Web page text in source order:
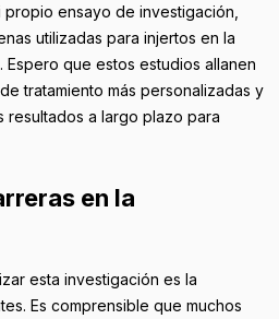
ensayo de investigación,
utilizadas para injertos en la
Espero que estos estudios allanen
tratamiento más personalizadas y
resultados a largo plazo para
en la
esta investigación es la
Es comprensible que muchos